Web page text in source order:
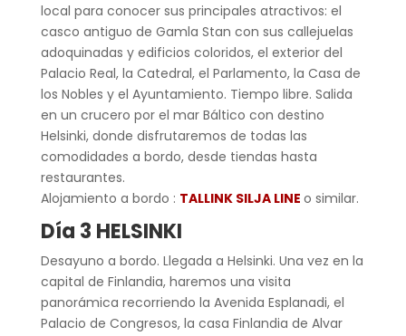
local para conocer sus principales atractivos: el
casco antiguo de Gamla Stan con sus callejuelas
adoquinadas y edificios coloridos, el exterior del
Palacio Real, la Catedral, el Parlamento, la Casa de
los Nobles y el Ayuntamiento. Tiempo libre. Salida
en un crucero por el mar Báltico con destino
Helsinki, donde disfrutaremos de todas las
comodidades a bordo, desde tiendas hasta
restaurantes.
Alojamiento a bordo : TALLINK SILJA LINE o similar.
Día 3 HELSINKI
Desayuno a bordo. Llegada a Helsinki. Una vez en la
capital de Finlandia, haremos una visita
panorámica recorriendo la Avenida Esplanadi, el
Palacio de Congresos, la casa Finlandia de Alvar